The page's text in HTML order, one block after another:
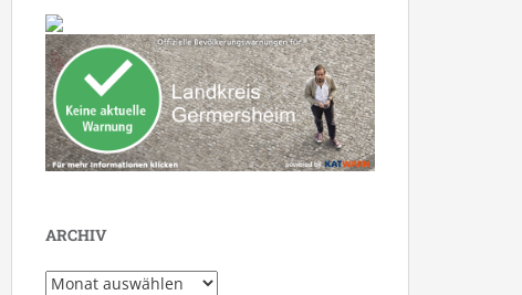
ARCHIV
Archiv